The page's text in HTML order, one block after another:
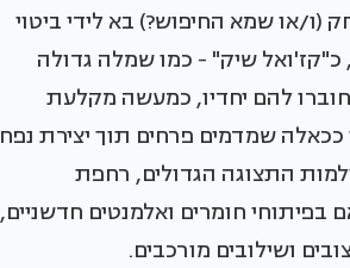
(ו/או שמא החיפוש?) בא לידי ביטוי
כ"קז'ואל שיק" - כמו שמלה גדולה
להם יחדיו, כמעשה מקלעת
שמדמים פרחים תוך יצירת נפח
התצוגה הגדולים, רחפת
חומרים ואלמנטים חדשניים,
ושילובים מורכבים.